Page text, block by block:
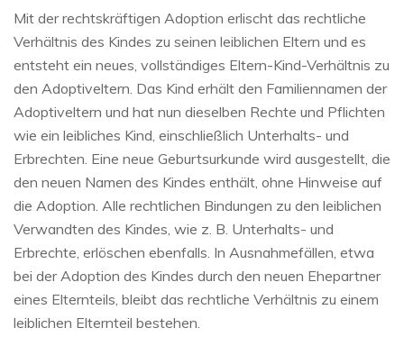
Mit der rechtskräftigen Adoption erlischt das rechtliche
Verhältnis des Kindes zu seinen leiblichen Eltern und es
entsteht ein neues, vollständiges Eltern-Kind-Verhältnis zu
den Adoptiveltern. Das Kind erhält den Familiennamen der
Adoptiveltern und hat nun dieselben Rechte und Pflichten
wie ein leibliches Kind, einschließlich Unterhalts- und
Erbrechten. Eine neue Geburtsurkunde wird ausgestellt, die
den neuen Namen des Kindes enthält, ohne Hinweise auf
die Adoption. Alle rechtlichen Bindungen zu den leiblichen
Verwandten des Kindes, wie z. B. Unterhalts- und
Erbrechte, erlöschen ebenfalls. In Ausnahmefällen, etwa
bei der Adoption des Kindes durch den neuen Ehepartner
eines Elternteils, bleibt das rechtliche Verhältnis zu einem
leiblichen Elternteil bestehen.